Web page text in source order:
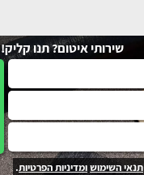
שירותי איטום? תנו קליק!
תנאי השימושומדיניות הפרטיות.